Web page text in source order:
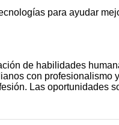
para ayudar
de habilidades
con
Las oportunidades